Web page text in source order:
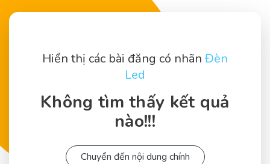
Hiển thị các bài đăng có nhãn Đèn
Led
Không tìm thấy kết quả
nào!!!
Chuyển đến nội dung chính